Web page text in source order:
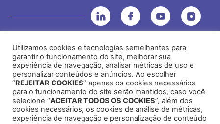
UHE Jirau
Rodovia BR-364, KM 824 S/Nº - Distrito de Jaci Paraná – Porto Velho
(RO) – CEP: 76840-000 – Telefone: (69) 2182.8600
Rio de Janeiro (RJ)
Utilizamos cookies e tecnologias semelhantes para
garantir o funcionamento do site, melhorar sua
experiência de navegação, analisar métricas de uso e
personalizar conteúdos e anúncios. Ao escolher
“REJEITAR COOKIES” apenas os cookies necessários
para o funcionamento do site serão mantidos, caso você
selecione “ACEITAR TODOS OS COOKIES”, além dos
cookies necessários, os cookies de análise de métricas,
experiência de navegação e personalização de conteúdo